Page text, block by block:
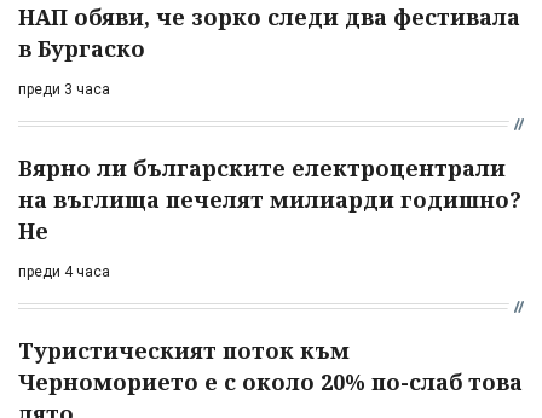
НАП обяви, че зорко следи два фестивала
в Бургаско
преди 3 часа
Вярно ли българските електроцентрали
на въглища печелят милиарди годишно?
Не
преди 4 часа
Туристическият поток към
Черноморието е с около 20% по-слаб това